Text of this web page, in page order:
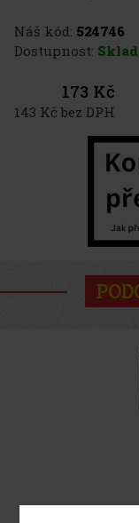
Náš kód: 524746
Dostupnost:
173 Kč
143 Kč bez DPH